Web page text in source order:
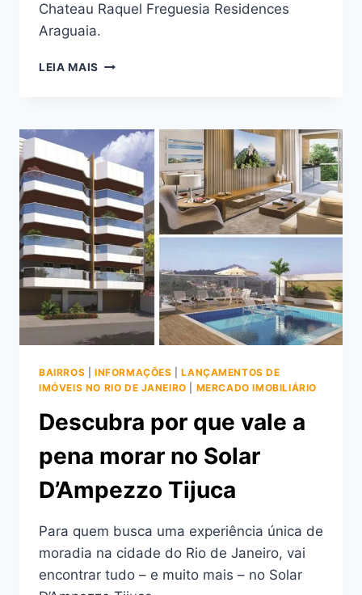
Chateau Raquel Freguesia Residences
Araguaia.
LEIA MAIS DESCUBRA
A
PENA
MORAR
NO
CHATEAU
RAQUEL
FREGUESIA
RESIDENCES
ARAGUAIA
BAIRROS INFORMAÇÕES |LANÇAMENTOS DE
IMÓVEIS NO RIO DE JANEIRO
MERCADO IMOBILIÁRIO
Descubra por que vale a
pena morar no Solar
D’Ampezzo Tijuca
Para quem busca uma experiência única de
moradia na cidade do Rio de Janeiro, vai
encontrar tudo – e muito mais – no Solar